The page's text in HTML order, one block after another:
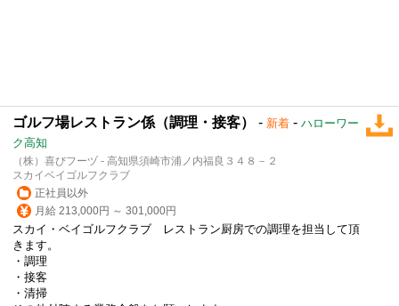
ゴルフ場レストラン係（調理・接客） - 新着 - ハローワー
ク高知
（株）喜びフーヅ - 高知県須崎市浦ノ内福良３４８－２
スカイベイゴルフクラブ
正社員以外
月給 213,000円 ～ 301,000円
スカイ・ベイゴルフクラブ レストラン厨房での調理を担当して頂
きます。
・調理
・接客
・清掃